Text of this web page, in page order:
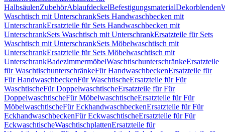
HalbsäulenZubehörAblaufdeckelBefestigungsmaterialDekorblenden
Waschtisch mit UnterschrankSets Handwaschbecken mit
UnterschrankErsatzteile für Sets Handwaschbecken mit
UnterschrankSets Waschtisch mit UnterschrankErsatzteile für Sets
Waschtisch mit UnterschrankSets Möbelwaschtisch mit
UnterschrankErsatzteile für Sets Möbelwaschtisch mit
UnterschrankBadezimmermöbelWaschtischunterschränkeErsatzteile
für WaschtischunterschränkeFür HandwaschbeckenErsatzteile für
Für HandwaschbeckenFür WaschtischeErsatzteile für Für
WaschtischeFür DoppelwaschtischeErsatzteile für Für
DoppelwaschtischeFür MöbelwaschtischeErsatzteile für Für
MöbelwaschtischeFür EckhandwaschbeckenErsatzteile für Für
EckhandwaschbeckenFür EckwaschtischeErsatzteile für Für
EckwaschtischeWaschtischplattenErsatzteile für